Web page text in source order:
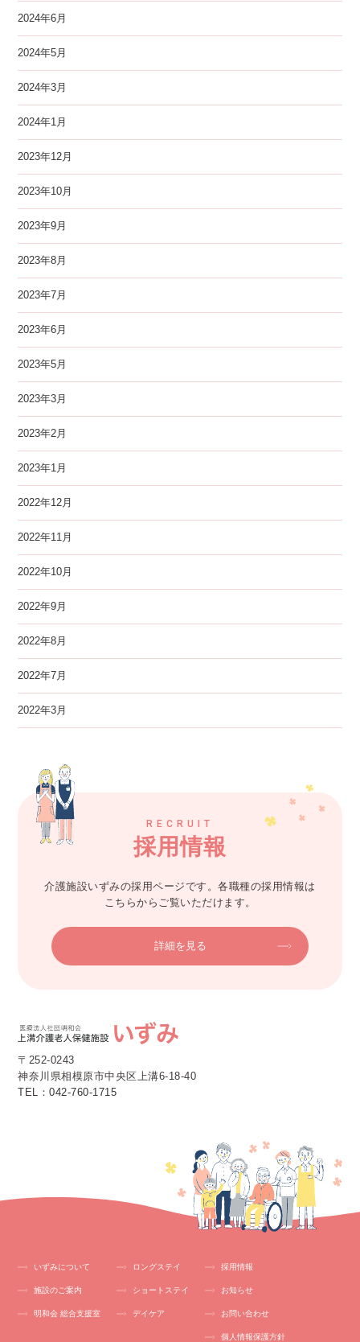
2024年6月
2024年5月
2024年3月
2024年1月
2023年12月
2023年10月
2023年9月
2023年8月
2023年7月
2023年6月
2023年5月
2023年3月
2023年2月
2023年1月
2022年12月
2022年11月
2022年10月
2022年9月
2022年8月
2022年7月
2022年3月
RECRUIT
採用情報
介護施設いずみの採用ページです。各職種の採用情報は
こちらからご覧いただけます。
詳細を見る
〒252-0243
神奈川県相模原市中央区上溝6-18-40
TEL：042-760-1715
いずみについて
施設のご案内
明和会 総合支援室
ロングステイ
ショートステイ
デイケア
採用情報
お知らせ
お問い合わせ
個人情報保護方針